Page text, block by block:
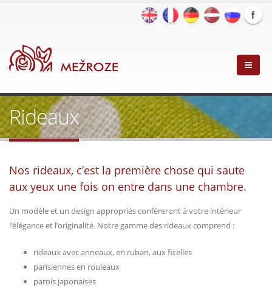
Rideaux
Nos rideaux, c’est la première chose qui saute
aux yeux une fois on entre dans une chambre.
Un modèle et un design appropriés conféreront à votre intérieur
l’élégance et l’originalité. Notre gamme des rideaux comprend :
rideaux avec anneaux, en ruban, aux ficelles
parisiennes en rouleaux
parois japonaises